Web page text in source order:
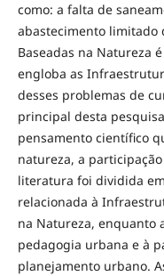
como: a falta de
abastecimento limitado
Baseadas na Natureza
engloba as
desses problemas de
principal desta
pensamento científico
natureza, a
literatura foi dividida
relacionada à
na Natureza, enquanto
pedagogia urbana e à
planejamento urbano.